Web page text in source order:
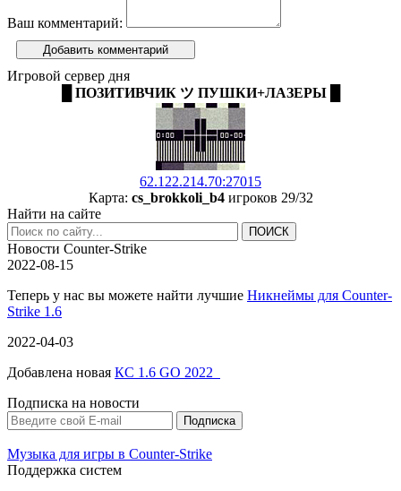
Ваш комментарий:
Добавить комментарий
Игровой сервер дня
█ ПОЗИТИВЧИК ツ ПУШКИ+ЛАЗЕРЫ █
62.122.214.70:27015
Карта: cs_brokkoli_b4игроков 29/32
Найти на сайте
Новости Counter-Strike
2022-08-15
Теперь у нас вы можете найти лучшие Никнеймы для Counter-
Strike 1.6
2022-04-03
Добавлена новая КС 1.6 GO 2022
Подписка на новости
Музыка для игры в Counter-Strike
Поддержка систем